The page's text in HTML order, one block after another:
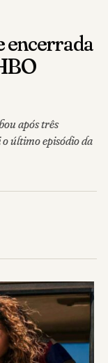
encerrada
após três
último episódio da